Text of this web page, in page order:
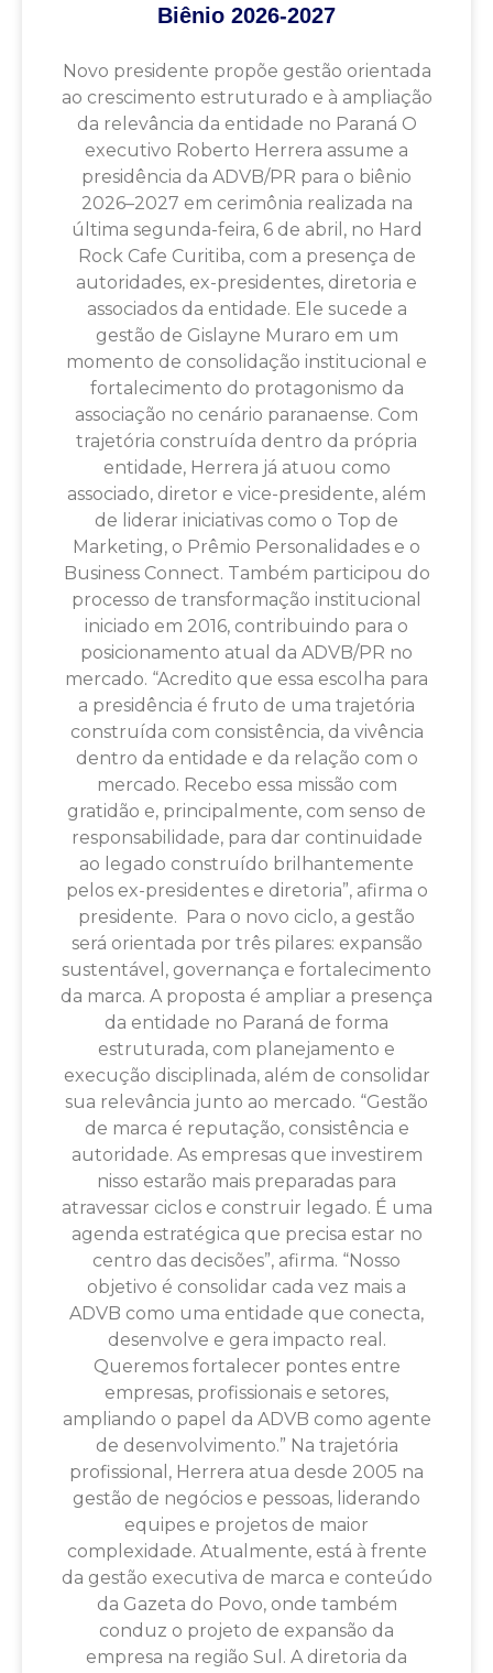
Biênio 2026-2027
Novo presidente propõe gestão orientada
ao crescimento estruturado e à ampliação
da relevância da entidade no Paraná O
executivo Roberto Herrera assume a
presidência da ADVB/PR para o biênio
2026–2027 em cerimônia realizada na
última segunda-feira, 6 de abril, no Hard
Rock Cafe Curitiba, com a presença de
autoridades, ex-presidentes, diretoria e
associados da entidade. Ele sucede a
gestão de Gislayne Muraro em um
momento de consolidação institucional e
fortalecimento do protagonismo da
associação no cenário paranaense. Com
trajetória construída dentro da própria
entidade, Herrera já atuou como
associado, diretor e vice-presidente, além
de liderar iniciativas como o Top de
Marketing, o Prêmio Personalidades e o
Business Connect. Também participou do
processo de transformação institucional
iniciado em 2016, contribuindo para o
posicionamento atual da ADVB/PR no
mercado. “Acredito que essa escolha para
a presidência é fruto de uma trajetória
construída com consistência, da vivência
dentro da entidade e da relação com o
mercado. Recebo essa missão com
gratidão e, principalmente, com senso de
responsabilidade, para dar continuidade
ao legado construído brilhantemente
pelos ex-presidentes e diretoria”, afirma o
presidente. Para o novo ciclo, a gestão
será orientada por três pilares: expansão
sustentável, governança e fortalecimento
da marca. A proposta é ampliar a presença
da entidade no Paraná de forma
estruturada, com planejamento e
execução disciplinada, além de consolidar
sua relevância junto ao mercado. “Gestão
de marca é reputação, consistência e
autoridade. As empresas que investirem
nisso estarão mais preparadas para
atravessar ciclos e construir legado. É uma
agenda estratégica que precisa estar no
centro das decisões”, afirma. “Nosso
objetivo é consolidar cada vez mais a
ADVB como uma entidade que conecta,
desenvolve e gera impacto real.
Queremos fortalecer pontes entre
empresas, profissionais e setores,
ampliando o papel da ADVB como agente
de desenvolvimento.” Na trajetória
profissional, Herrera atua desde 2005 na
gestão de negócios e pessoas, liderando
equipes e projetos de maior
complexidade. Atualmente, está à frente
da gestão executiva de marca e conteúdo
da Gazeta do Povo, onde também
conduz o projeto de expansão da
empresa na região Sul. A diretoria da